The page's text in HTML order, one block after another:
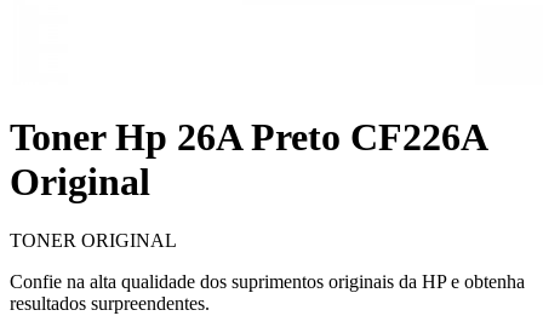
Toner Hp 26A Preto CF226A
Original
TONER ORIGINAL
Confie na alta qualidade dos suprimentos originais da HP e obtenha
resultados surpreendentes.